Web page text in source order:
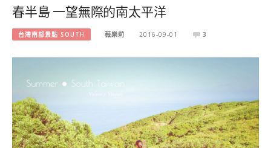
春半島 一望無際的南太平洋
台灣南部景點 SOUTH 薇樂莉 2016-09-01 3